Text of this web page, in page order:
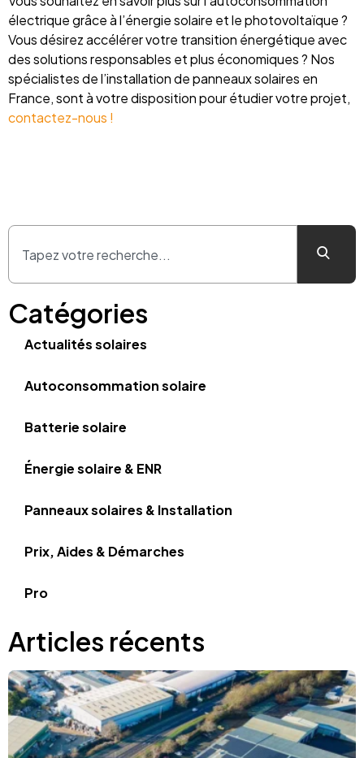
électrique grâce à l’énergie solaire et le photovoltaïque ?
Vous désirez accélérer votre transition énergétique avec
des solutions responsables et plus économiques ? Nos
spécialistes de l’installation de panneaux solaires en
France, sont à votre disposition pour étudier votre projet,
contactez-nous !
Catégories
Actualités solaires
Autoconsommation solaire
Batterie solaire
Énergie solaire & ENR
Panneaux solaires & Installation
Prix, Aides & Démarches
Pro
Articles récents